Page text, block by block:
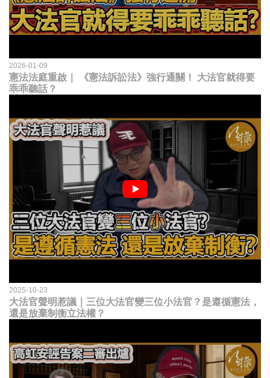
2026-01-09
憲法法庭重啟｜ 《憲法訴訟法》強行通關！ 大法官就得要
乖乖聽話？
2025-10-23
大法官聲明惹議｜三位大法官變三位小法官？是遵循憲法，
還是放棄制衡立法權？